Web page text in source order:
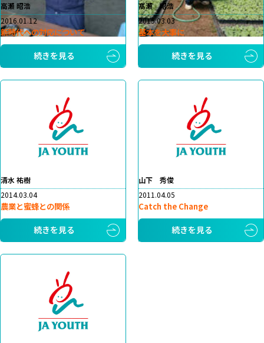
高瀬 昭浩
2016.01.12
新時代への対応について
続きを見る
髙瀬 昭浩
2015.03.03
基本を大事に
続きを見る
清水 祐樹
2014.03.04
農業と蜜蜂との関係
続きを見る
山下 秀俊
2011.04.05
Catch the Change
続きを見る